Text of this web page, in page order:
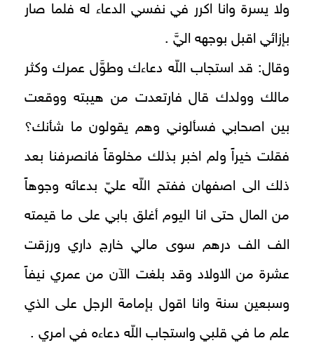
ولا يسرة وانا اكرر في نفسي الدعاء له فلما صار
بإزائي اقبل بوجهه اليَّ .
وقال: قد استجاب اللّه دعاءك وطوَّل عمرك وكثر
مالك وولدك قال فارتعدت من هيبته ووقعت
بين اصحابي فسألوني وهم يقولون ما شأنك؟
فقلت خيراً ولم اخبر بذلك مخلوقاً فانصرفنا بعد
ذلك الى اصفهان ففتح اللّه عليّ بدعائه وجوهاً
من المال حتى انا اليوم أغلق بابي على ما قيمته
الف الف درهم سوى مالي خارج داري ورزقت
عشرة من الاولاد وقد بلغت الآن من عمري نيفاً
وسبعين سنة وانا اقول بإمامة الرجل على الذي
علم ما في قلبي واستجاب اللّه دعاءه في امري .